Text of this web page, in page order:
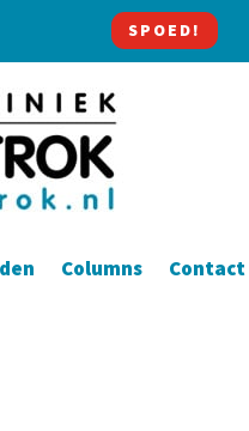
SPOED!
Columns Contact